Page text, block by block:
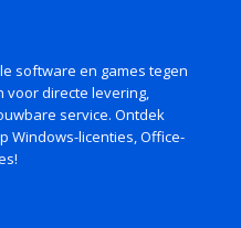
software en games tegen
voor directe levering,
service. Ontdek
Windows-licenties, Office-